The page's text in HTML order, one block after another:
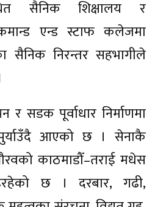
सैनिक शिक्षालय र
एन्ड स्टाफ कलेजमा
सैनिक निरन्तर सहभागीले
र सडक पूर्वाधार निर्माणमा
आएको छ । सेनाकै
काठमाडौँ–तराई मधेस
छ । दरबार, गढी,